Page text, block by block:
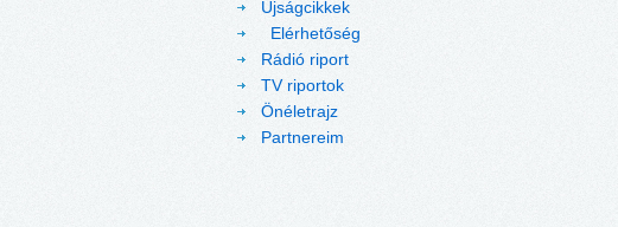
Újságcikkek
Elérhetőség
Rádió riport
TV riportok
Önéletrajz
Partnereim